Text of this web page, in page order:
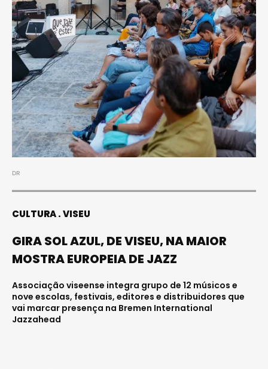
DR
CULTURA VISEU
GIRA SOL AZUL, DE VISEU, NA MAIOR
MOSTRA EUROPEIA DE JAZZ
Associação viseense integra grupo de 12 músicos e
nove escolas, festivais, editores e distribuidores que
vai marcar presença na Bremen International
Jazzahead